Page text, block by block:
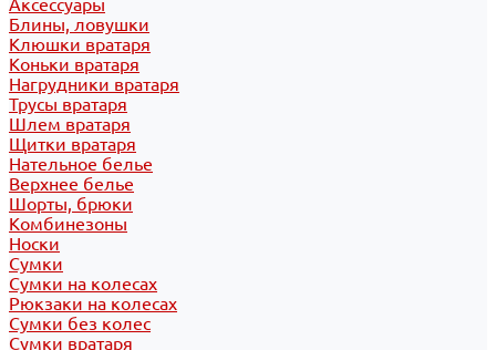
Аксессуары
Блины, ловушки
Клюшки вратаря
Коньки вратаря
Нагрудники вратаря
Трусы вратаря
Шлем вратаря
Щитки вратаря
Нательное белье
Верхнее белье
Шорты, брюки
Комбинезоны
Носки
Сумки
Сумки на колесах
Рюкзаки на колесах
Сумки без колес
Сумки вратаря